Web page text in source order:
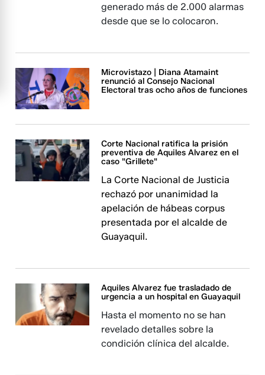
generado más de 2.000 alarmas
desde que se lo colocaron.
Microvistazo | Diana Atamaint
renunció al Consejo Nacional
Electoral tras ocho años de funciones
Corte Nacional ratifica la prisión
preventiva de Aquiles Alvarez en el
caso "Grillete"
La Corte Nacional de Justicia
rechazó por unanimidad la
apelación de hábeas corpus
presentada por el alcalde de
Guayaquil.
Aquiles Alvarez fue trasladado de
urgencia a un hospital en Guayaquil
Hasta el momento no se han
revelado detalles sobre la
condición clínica del alcalde.